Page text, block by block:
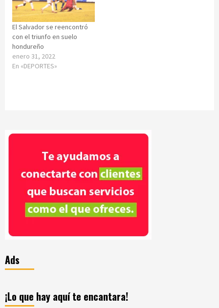
El Salvador se reencontró
con el triunfo en suelo
hondureño
enero 31, 2022
En «DEPORTES»
Ads
¡Lo que hay aquí te encantara!